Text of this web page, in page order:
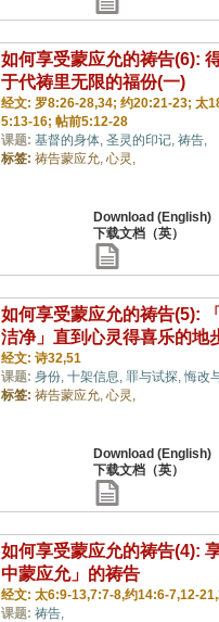
如何享受蒙应允的祷告(6):
于代祷里无限的福份(一)
经文: 罗8:26-28,34; 约20:21-23; 太
5:13-16; 帖前5:12-28
课题: 基督的身体, 圣灵的印记, 祷告,
标签: 祷告蒙应允, 心灵,
如何享受蒙应允的祷告(5):
洁净」直到心灵得喜乐的地
经文: 诗32,51
课题: 身份, 十架信息, 罪与试探, 悔改
标签: 祷告蒙应允, 心灵,
如何享受蒙应允的祷告(4):
中蒙应允」的祷告
经文: 太6:9-13,7:7-8,约14:6-7,12-
课题: 祷告,